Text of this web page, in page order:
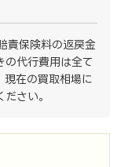
責保険料の返戻金
の代行費用は全て
現在の買取相場に
さい。